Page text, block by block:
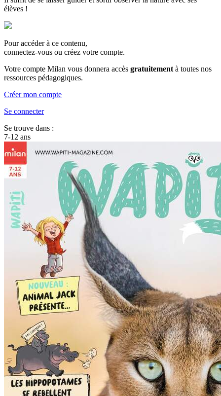
élèves !
Pour accéder à ce contenu,
connectez-vous ou créez votre compte.
Votre compte Milan vous donnera accès gratuitement à toutes nos
ressources pédagogiques.
Créer mon compte
Se connecter
Se trouve dans :
7-12 ans